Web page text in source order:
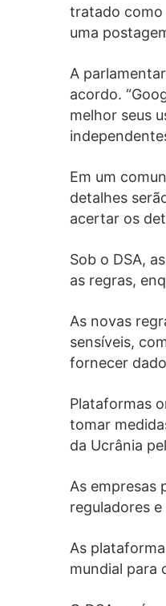
tratado como
uma
A
acordo.
melhor seus
Em um
detalhes
acertar os
Sob o DSA,
as regras,
As novas
sensíveis,
fornecer
Plataformas
tomar
da Ucrânia
As empresas
reguladores
As
mundial para